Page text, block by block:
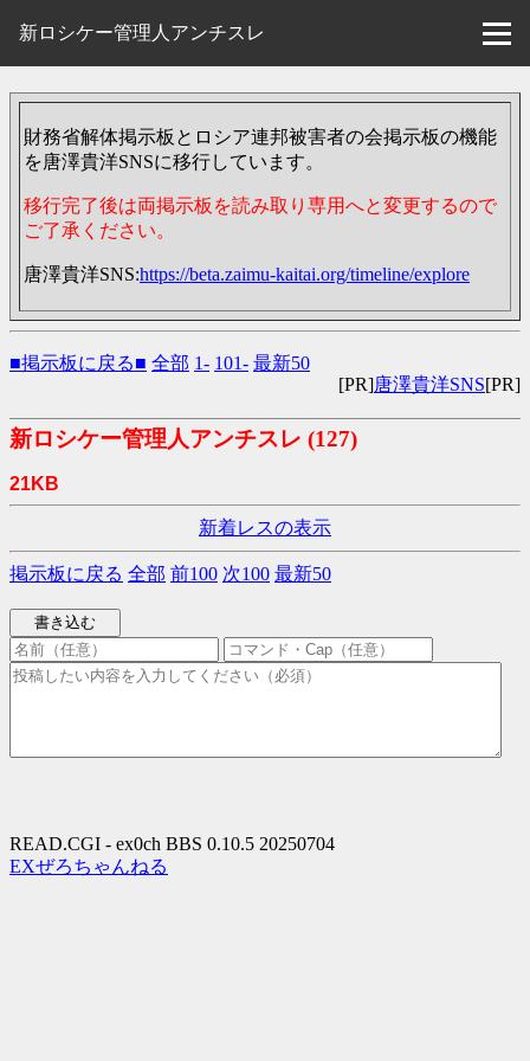
新ロシケー管理人アンチスレ
財務省解体掲示板とロシア連邦被害者の会掲示板の機能
を唐澤貴洋SNSに移行しています。
移行完了後は両掲示板を読み取り専用へと変更するので
ご了承ください。
唐澤貴洋SNS:https://beta.zaimu-kaitai.org/timeline/explore
■掲示板に戻る■ 全部 1- 101- 最新50
[PR]唐澤貴洋SNS[PR]
新ロシケー管理人アンチスレ (127)
21KB
新着レスの表示
掲示板に戻る 全部 前100 次100 最新50
READ.CGI - ex0ch BBS 0.10.5 20250704
EXぜろちゃんねる